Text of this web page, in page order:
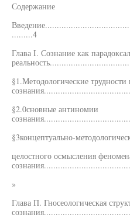
Содержание
.........4
Глава I. Сознание как
§1.Методологические трудности
§2.0сновные антиномии
§3концептуально-
целостного осмысления
»
Глава П. Гносеологическая